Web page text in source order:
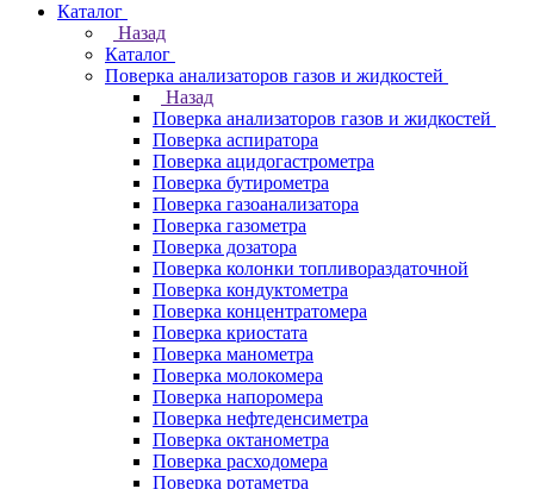
Каталог
Назад
Каталог
Поверка анализаторов газов и жидкостей
Назад
Поверка анализаторов газов и жидкостей
Поверка аспиратора
Поверка ацидогастрометра
Поверка бутирометра
Поверка газоанализатора
Поверка газометра
Поверка дозатора
Поверка колонки топливораздаточной
Поверка кондуктометра
Поверка концентратомера
Поверка криостата
Поверка манометра
Поверка молокомера
Поверка напоромера
Поверка нефтеденсиметра
Поверка октанометра
Поверка расходомера
Поверка ротаметра